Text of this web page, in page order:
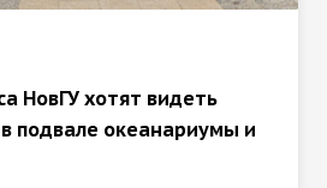
НовГУ хотят видеть
подвале океанариумы и